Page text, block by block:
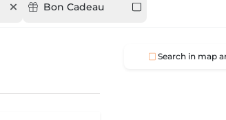
Bon Cadeau
Search in map